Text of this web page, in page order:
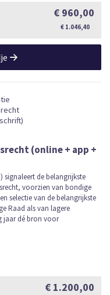
€ 960,00
€ 1.046,40
(online + app +
signaleert de belangrijkste
voorzien van bondige
selectie van de belangrijkste
Raad als van lagere
jaar dé bron voor
€ 1.200,00